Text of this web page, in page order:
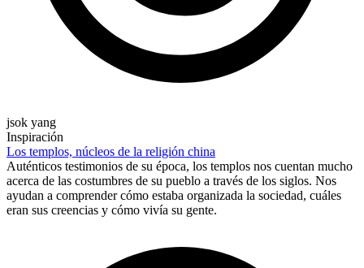
jsok yang
Inspiración
Los templos, núcleos de la religión china
Auténticos testimonios de su época, los templos nos cuentan mucho
acerca de las costumbres de su pueblo a través de los siglos. Nos
ayudan a comprender cómo estaba organizada la sociedad, cuáles
eran sus creencias y cómo vivía su gente.